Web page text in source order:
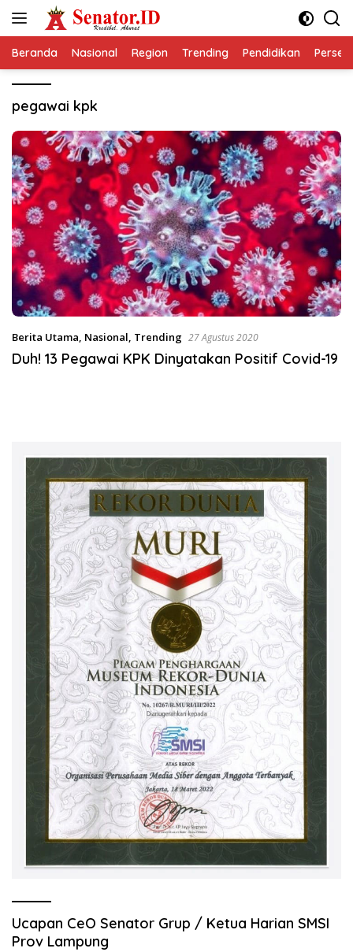
Beranda Nasional Region Trending Pendidikan
pegawai kpk
Berita Utama, Nasional, Trending 27 Agustus 2020
Duh! 13 Pegawai KPK Dinyatakan Positif Covid-19
Ucapan CeO Senator Grup / Ketua Harian SMSI
Prov Lampung